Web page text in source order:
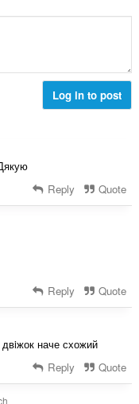
Log in to post
Reply Quote
Reply Quote
двiжок наче схожий
Reply Quote